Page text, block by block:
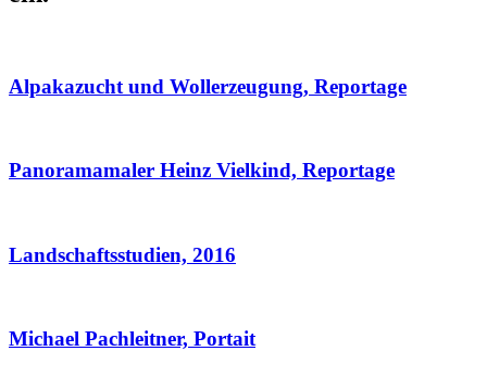
Alpakazucht und Wollerzeugung, Reportage
Panoramamaler Heinz Vielkind, Reportage
Landschaftsstudien, 2016
Michael Pachleitner, Portait